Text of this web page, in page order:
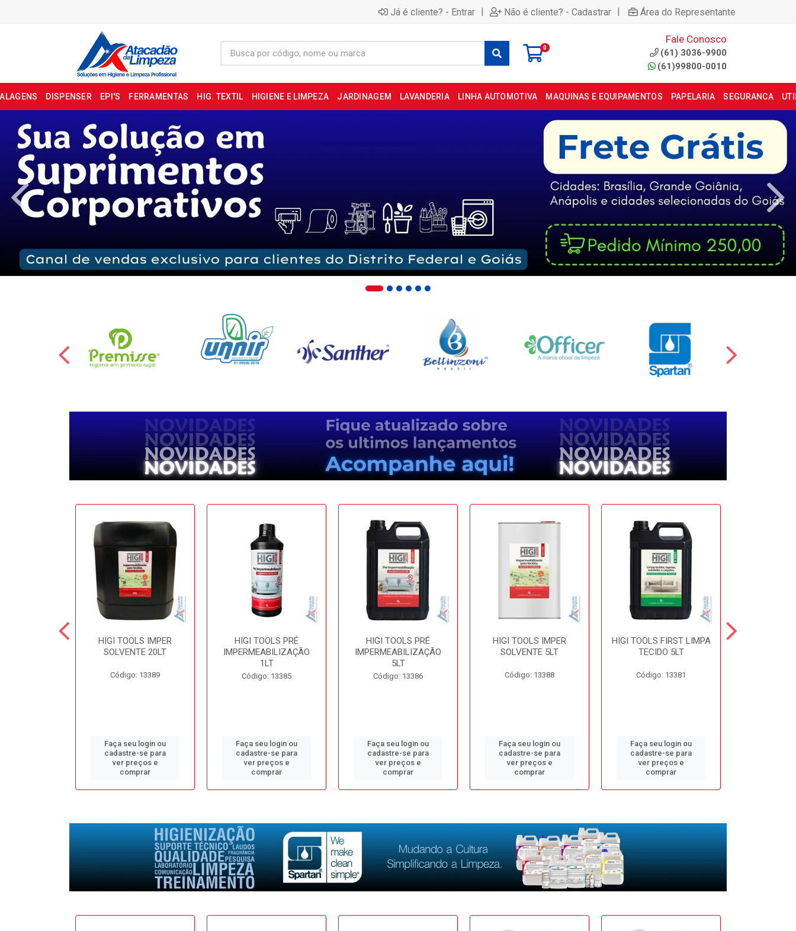
Já é cliente? - Entrar | Não é cliente? - Cadastrar | Área do Representante
0
Fale Conosco
(61) 3036-9900
(61)99800-0010
DISPENSER EPI'S FERRAMENTAS HIG. TEXTIL HIGIENE E LIMPEZA JARDINAGEM LAVANDERIA LINHA AUTOMOTIVA MAQUINAS E EQUIPAMENTOS PAPELARIA SEGURANCA
HIGI TOOLS IMPER
SOLVENTE 20LT
Código: 13389
Faça seu login ou
cadastre-se para
ver preços e
comprar
HIGI TOOLS PRÉ
IMPERMEABILIZAÇÃO
1LT
Código: 13385
Faça seu login ou
cadastre-se para
ver preços e
comprar
HIGI TOOLS PRÉ
IMPERMEABILIZAÇÃO
5LT
Código: 13386
Faça seu login ou
cadastre-se para
ver preços e
comprar
HIGI TOOLS IMPER
SOLVENTE 5LT
Código: 13388
Faça seu login ou
cadastre-se para
ver preços e
comprar
HIGI TOOLS FIRST LIMPA
TECIDO 5LT
Código: 13381
Faça seu login ou
cadastre-se para
ver preços e
comprar